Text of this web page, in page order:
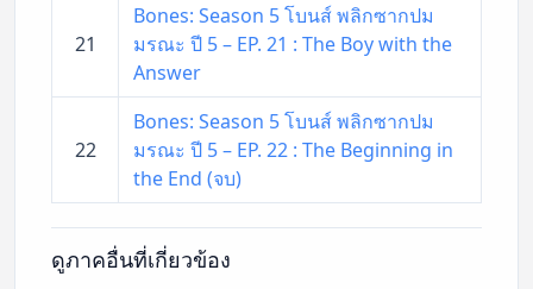
21
Bones: Season 5 โบนส์ พลิกซากปม
มรณะ ปี 5 – EP. 21 : The Boy with the
Answer
22
Bones: Season 5 โบนส์ พลิกซากปม
มรณะ ปี 5 – EP. 22 : The Beginning in
the End (จบ)
ดูภาคอื่นที่เกี่ยวข้อง